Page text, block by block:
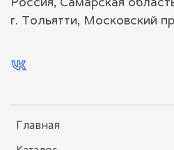
Главная
г. Тольятти, Московский